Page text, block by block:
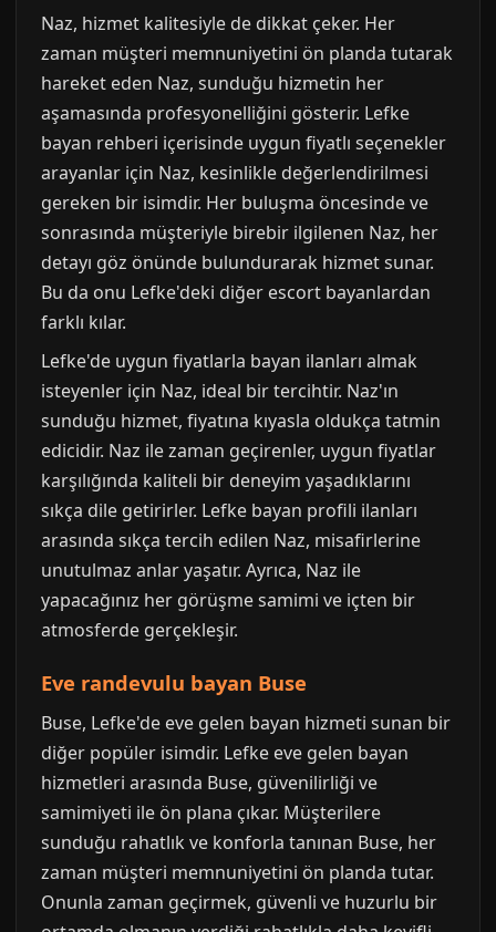
Naz, hizmet kalitesiyle de dikkat çeker. Her
zaman müşteri memnuniyetini ön planda tutarak
hareket eden Naz, sunduğu hizmetin her
aşamasında profesyonelliğini gösterir. Lefke
bayan rehberi içerisinde uygun fiyatlı seçenekler
arayanlar için Naz, kesinlikle değerlendirilmesi
gereken bir isimdir. Her buluşma öncesinde ve
sonrasında müşteriyle birebir ilgilenen Naz, her
detayı göz önünde bulundurarak hizmet sunar.
Bu da onu Lefke'deki diğer escort bayanlardan
farklı kılar.
Lefke'de uygun fiyatlarla bayan ilanları almak
isteyenler için Naz, ideal bir tercihtir. Naz'ın
sunduğu hizmet, fiyatına kıyasla oldukça tatmin
edicidir. Naz ile zaman geçirenler, uygun fiyatlar
karşılığında kaliteli bir deneyim yaşadıklarını
sıkça dile getirirler. Lefke bayan profili ilanları
arasında sıkça tercih edilen Naz, misafirlerine
unutulmaz anlar yaşatır. Ayrıca, Naz ile
yapacağınız her görüşme samimi ve içten bir
atmosferde gerçekleşir.
Eve randevulu bayan Buse
Buse, Lefke'de eve gelen bayan hizmeti sunan bir
diğer popüler isimdir. Lefke eve gelen bayan
hizmetleri arasında Buse, güvenilirliği ve
samimiyeti ile ön plana çıkar. Müşterilere
sunduğu rahatlık ve konforla tanınan Buse, her
zaman müşteri memnuniyetini ön planda tutar.
Onunla zaman geçirmek, güvenli ve huzurlu bir